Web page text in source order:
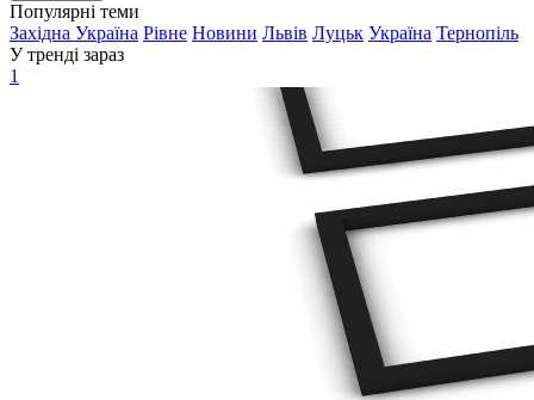
Популярні теми
Західна Україна Рівне Новини Львів Луцьк Україна Тернопіль
У тренді зараз
1